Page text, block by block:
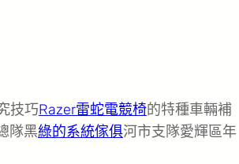
技巧Razer雷蛇電競椅的特種車輛補
隊黑綠的系統傢俱河市支隊愛輝區年